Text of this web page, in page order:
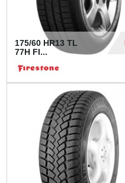
175/60 HR13 TL
77H FI...